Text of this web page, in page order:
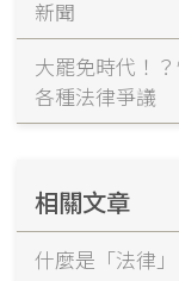
新聞
大罷免時代！
各種法律爭議
相關文章
什麼是「法律」